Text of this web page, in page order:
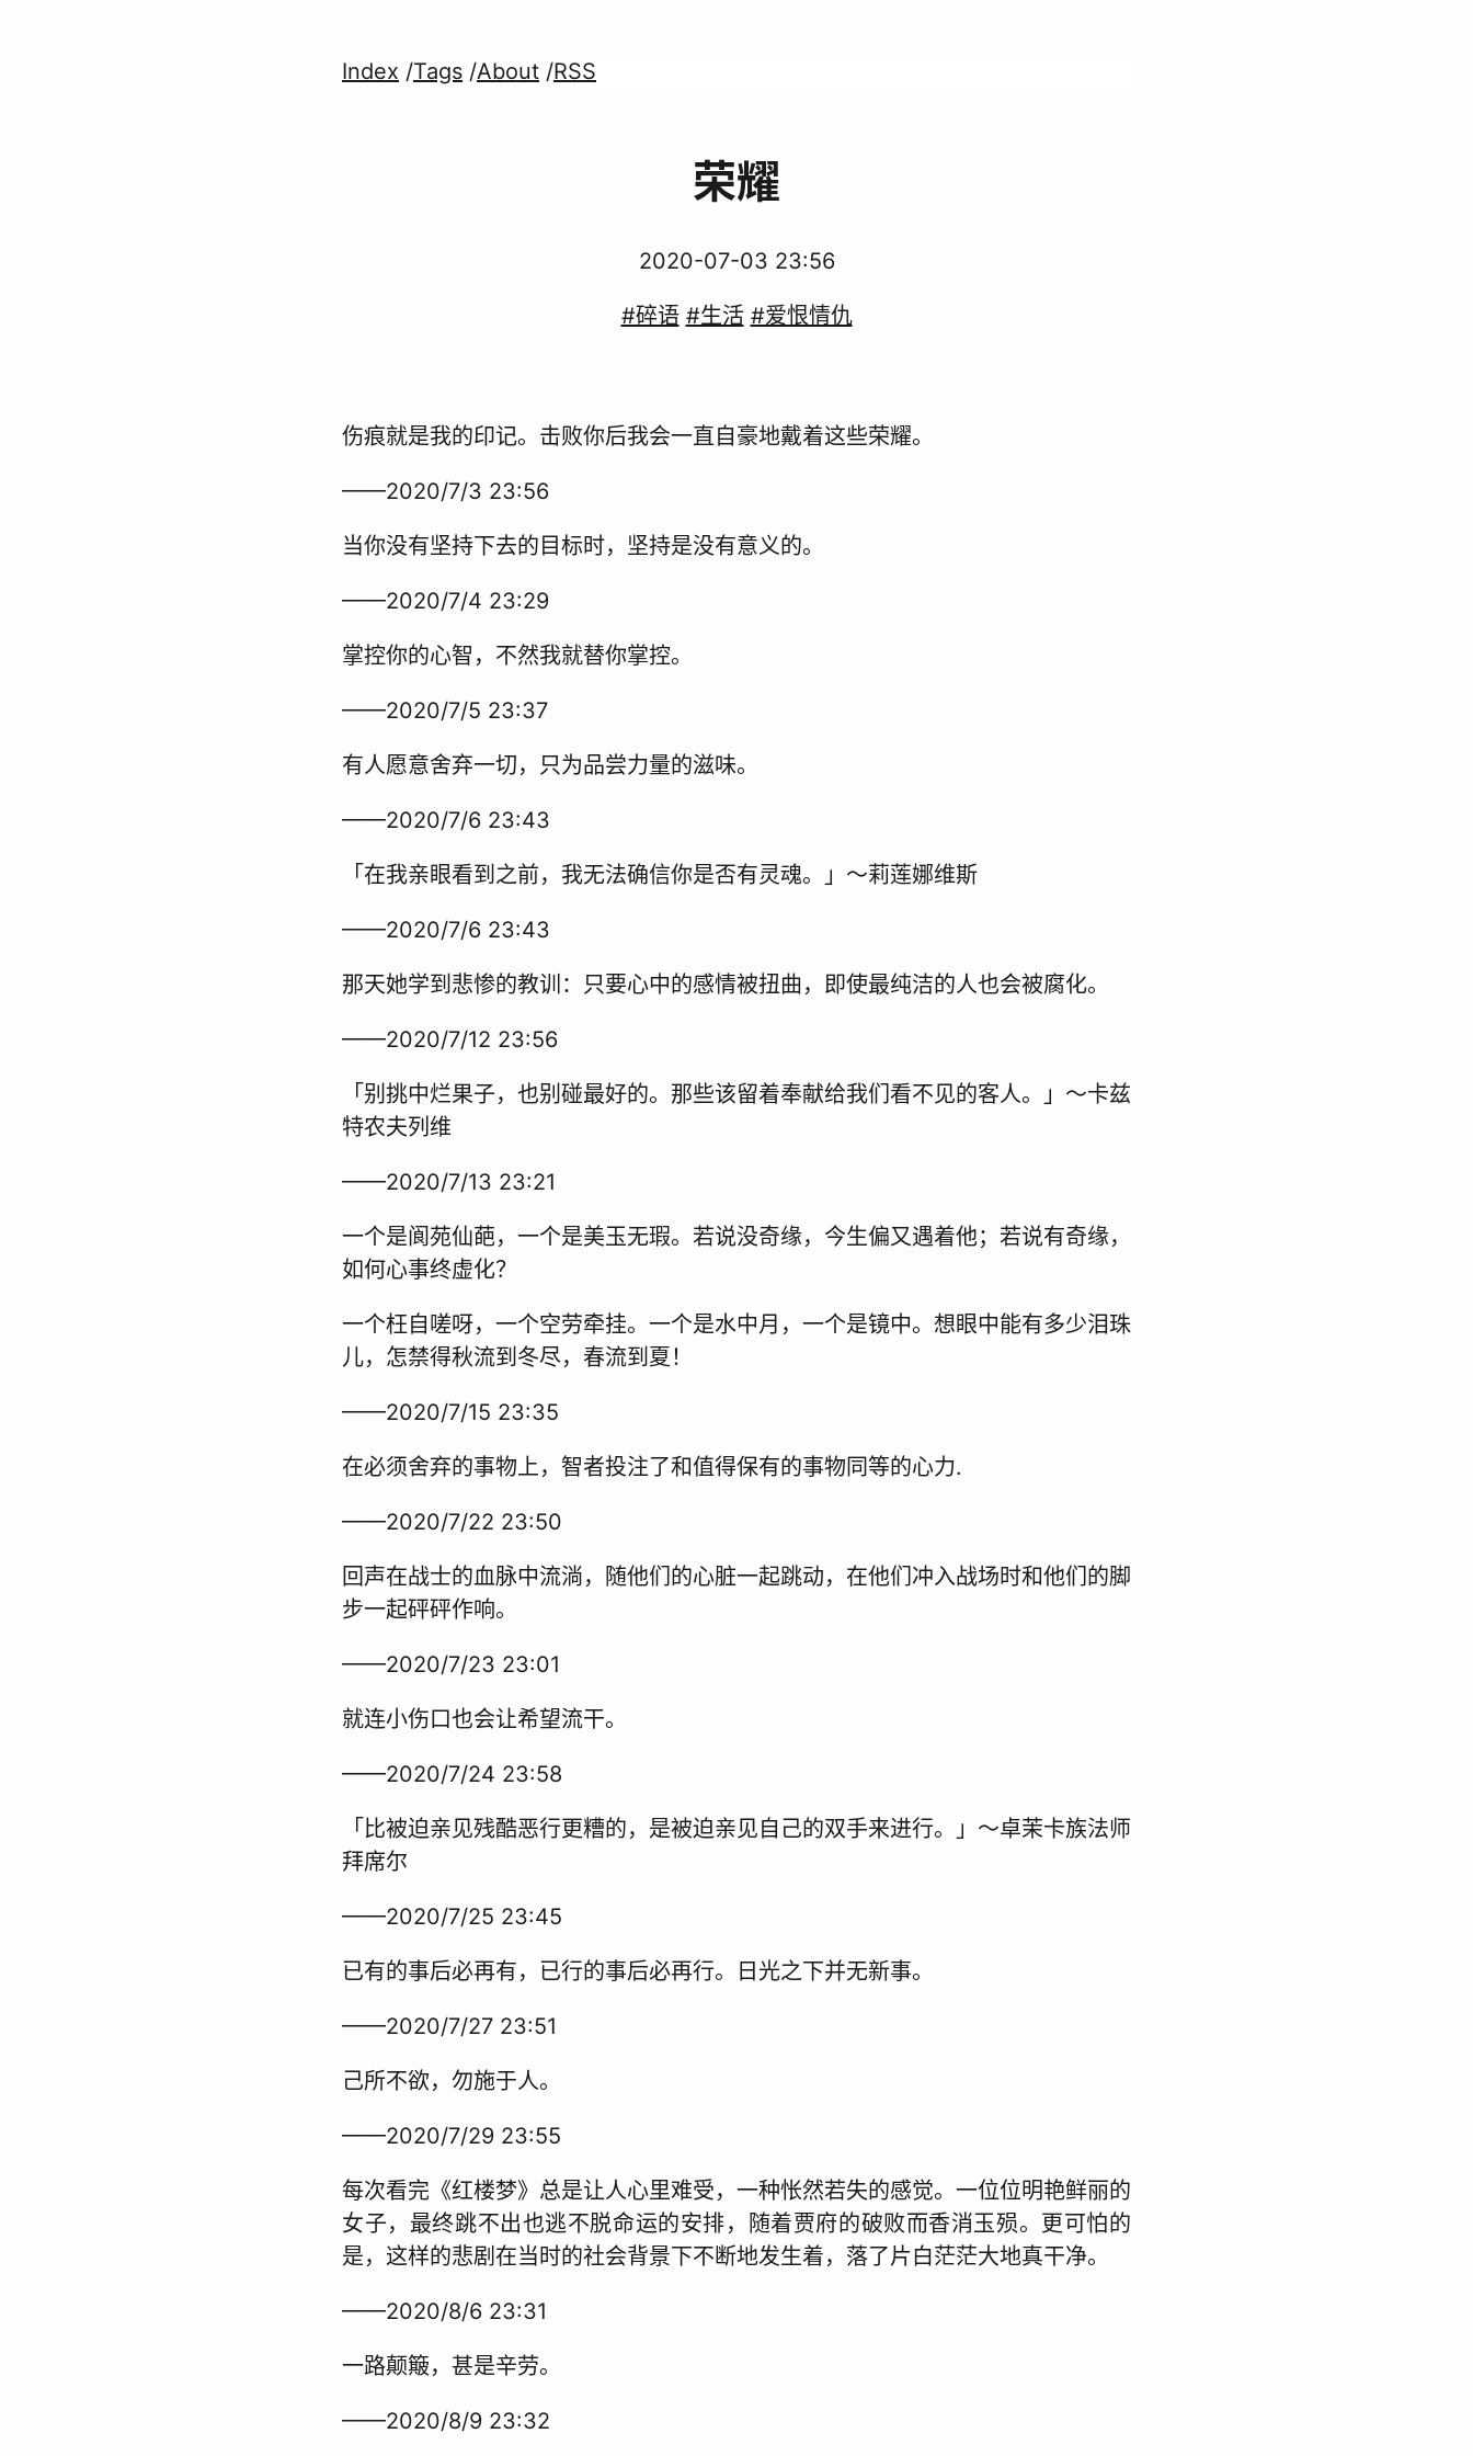
Index /Tags /About /RSS
荣耀
2020-07-03 23:56
#碎语 #生活 #爱恨情仇
伤痕就是我的印记。击败你后我会一直自豪地戴着这些荣耀。
——2020/7/3 23:56
当你没有坚持下去的目标时，坚持是没有意义的。
——2020/7/4 23:29
掌控你的心智，不然我就替你掌控。
——2020/7/5 23:37
有人愿意舍弃一切，只为品尝力量的滋味。
——2020/7/6 23:43
「在我亲眼看到之前，我无法确信你是否有灵魂。」～莉莲娜维斯
——2020/7/6 23:43
那天她学到悲惨的教训：只要心中的感情被扭曲，即使最纯洁的人也会被腐化。
——2020/7/12 23:56
「别挑中烂果子，也别碰最好的。那些该留着奉献给我们看不见的客人。」～卡兹
特农夫列维
——2020/7/13 23:21
一个是阆苑仙葩，一个是美玉无瑕。若说没奇缘，今生偏又遇着他；若说有奇缘，
如何心事终虚化？
一个枉自嗟呀，一个空劳牵挂。一个是水中月，一个是镜中。想眼中能有多少泪珠
儿，怎禁得秋流到冬尽，春流到夏！
——2020/7/15 23:35
在必须舍弃的事物上，智者投注了和值得保有的事物同等的心力.
——2020/7/22 23:50
回声在战士的血脉中流淌，随他们的心脏一起跳动，在他们冲入战场时和他们的脚
步一起砰砰作响。
——2020/7/23 23:01
就连小伤口也会让希望流干。
——2020/7/24 23:58
「比被迫亲见残酷恶行更糟的，是被迫亲见自己的双手来进行。」～卓茉卡族法师
拜席尔
——2020/7/25 23:45
已有的事后必再有，已行的事后必再行。日光之下并无新事。
——2020/7/27 23:51
己所不欲，勿施于人。
——2020/7/29 23:55
每次看完《红楼梦》总是让人心里难受，一种怅然若失的感觉。一位位明艳鲜丽的
女子，最终跳不出也逃不脱命运的安排，随着贾府的破败而香消玉殒。更可怕的
是，这样的悲剧在当时的社会背景下不断地发生着，落了片白茫茫大地真干净。
——2020/8/6 23:31
一路颠簸，甚是辛劳。
——2020/8/9 23:32